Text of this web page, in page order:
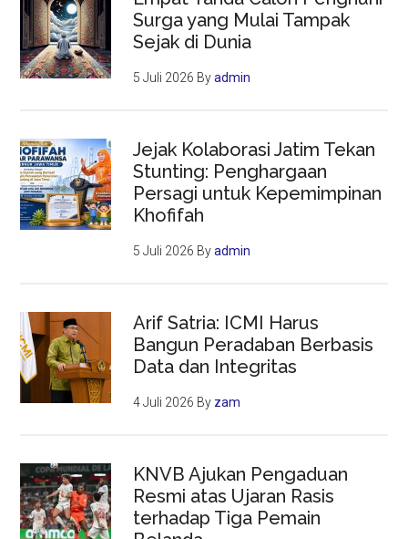
Surga yang Mulai Tampak
Sejak di Dunia
5 Juli 2026 Byadmin
Jejak Kolaborasi Jatim Tekan
Stunting: Penghargaan
Persagi untuk Kepemimpinan
Khofifah
5 Juli 2026 Byadmin
Arif Satria: ICMI Harus
Bangun Peradaban Berbasis
Data dan Integritas
4 Juli 2026 By zam
KNVB Ajukan Pengaduan
Resmi atas Ujaran Rasis
terhadap Tiga Pemain